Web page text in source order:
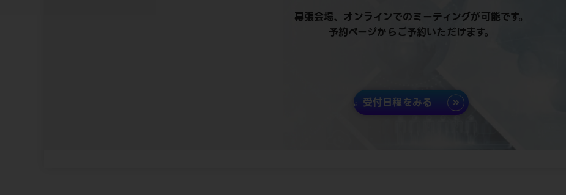
幕張会場、オンラインでのミーティングが可能です。
予約ページからご予約いただけます。
受付日程をみる